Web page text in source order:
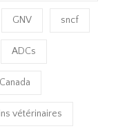
GNV sncf
ADCs
Canada
vétérinaires